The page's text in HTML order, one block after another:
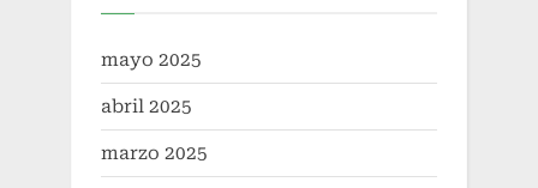
mayo 2025
abril 2025
marzo 2025